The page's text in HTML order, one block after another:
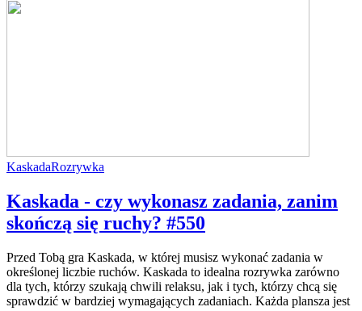
KaskadaRozrywka
Kaskada - czy wykonasz zadania, zanim
skończą się ruchy? #550
Przed Tobą gra Kaskada, w której musisz wykonać zadania w
określonej liczbie ruchów. Kaskada to idealna rozrywka zarówno
dla tych, którzy szukają chwili relaksu, jak i tych, którzy chcą się
sprawdzić w bardziej wymagających zadaniach. Każda plansza jest